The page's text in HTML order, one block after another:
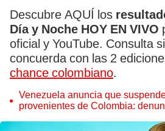
Descubre AQUÍ los
Día y Noche HOY EN VIVO
oficial y YouTube. Consulta
concuerda con las 2
chance colombiano.
Venezuela anuncia que
provenientes de Colombia: